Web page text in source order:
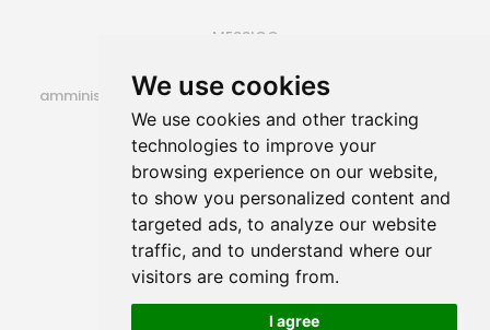
We use cookies
We use cookies and other tracking
technologies to improve your
browsing experience on our website,
to show you personalized content and
targeted ads, to analyze our website
traffic, and to understand where our
visitors are coming from.
I agree
MESSICO
amministrazione@siroconsulting.com | +39.335.6409500
P.IVA 14725801006